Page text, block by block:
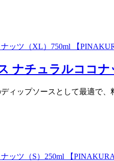
ナチュラルココナ
ィップソースとして最適で